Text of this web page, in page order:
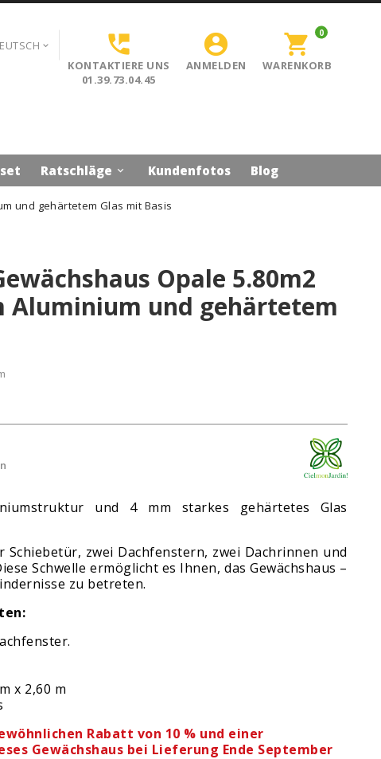
 
KONTAKTIERE UNS
01.39.73.04.45

ANMELDEN
shopping_cart
WARENKORB
0

Ratschläge Kundenfotos Blog
und gehärtetem Glas mit Basis
Opale 5.80m2
Aluminium und gehärtetem
und 4 mm starkes gehärtetes Glas
zwei Dachfenstern, zwei Dachrinnen und
Schwelle ermöglicht es Ihnen, das Gewächshaus –
zu betreten.
x 2,60 m
Rabatt von 10 % und einer
Gewächshaus bei Lieferung Ende September